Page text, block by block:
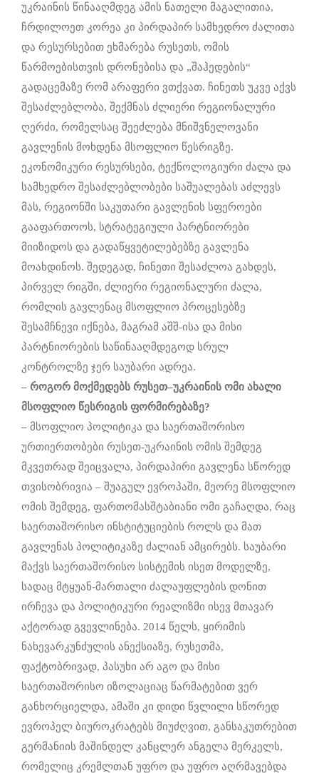
უკრაინის წინააღმდეგ ამის ნათელი მაგალითია,
ჩრდილოეთ კორეა კი პირდაპირ სამხედრო ძალითა
და რესურსებით ეხმარება რუსეთს, ომის
წარმოებისთვის დრონებისა და „შაჰედების“
გადაცემაზე რომ არაფერი ვთქვათ. ჩინეთს უკვე აქვს
შესაძლებლობა, შექმნას ძლიერი რეგიონალური
ღერძი, რომელსაც შეეძლება მნიშვნელოვანი
გავლენის მოხდენა მსოფლიო წესრიგზე.
ეკონომიკური რესურსები, ტექნოლოგიური ძალა და
სამხედრო შესაძლებლობები საშუალებას აძლევს
მას, რეგიონში საკუთარი გავლენის სფეროები
გააფართოოს, სტრატეგიული პარტნიორები
მიიზიდოს და გადაწყვეტილებებზე გავლენა
მოახდინოს. შედეგად, ჩინეთი შესაძლოა გახდეს,
პირველ რიგში, ძლიერი რეგიონალური ძალა,
რომლის გავლენაც მსოფლიო პროცესებზე
შესამჩნევი იქნება, მაგრამ აშშ-ისა და მისი
პარტნიორების საწინააღმდეგოდ სრულ
კონტროლზე ჯერ საუბარი ადრეა.
– როგორ მოქმედებს რუსეთ–უკრაინის ომი ახალი
მსოფლიო წესრიგის ფორმირებაზე?
– მსოფლიო პოლიტიკა და საერთაშორისო
ურთიერთობები რუსეთ-უკრაინის ომის შემდეგ
მკვეთრად შეიცვალა, პირდაპირი გავლენა სწორედ
თვისობრივია – შუაგულ ევროპაში, მეორე მსოფლიო
ომის შემდეგ, ფართომასშტაბიანი ომი გაჩაღდა, რაც
საერთაშორისო ინსტიტუციების როლს და მათ
გავლენას პოლიტიკაზე ძალიან ამცირებს. საუბარი
მაქვს საერთაშორისო სისტემის ისეთ მოდელზე,
სადაც მტყუან-მართალი ძალაუფლების დონით
ირჩევა და პოლიტიკური რეალიზმი ისევ მთავარ
აქტორად გვევლინება. 2014 წელს, ყირიმის
ნახევარკუნძულის ანექსიაზე, რუსეთმა,
ფაქტობრივად, პასუხი არ აგო და მისი
საერთაშორისო იზოლაციაც წარმატებით ვერ
განხორციელდა, ამაში კი დიდი წვლილი სწორედ
ევროპელ ბიუროკრატებს მიუძღვით, განსაკუთრებით
გერმანიის მაშინდელ კანცლერ ანგელა მერკელს,
რომელიც კრემლთან უფრო და უფრო აღრმავებდა